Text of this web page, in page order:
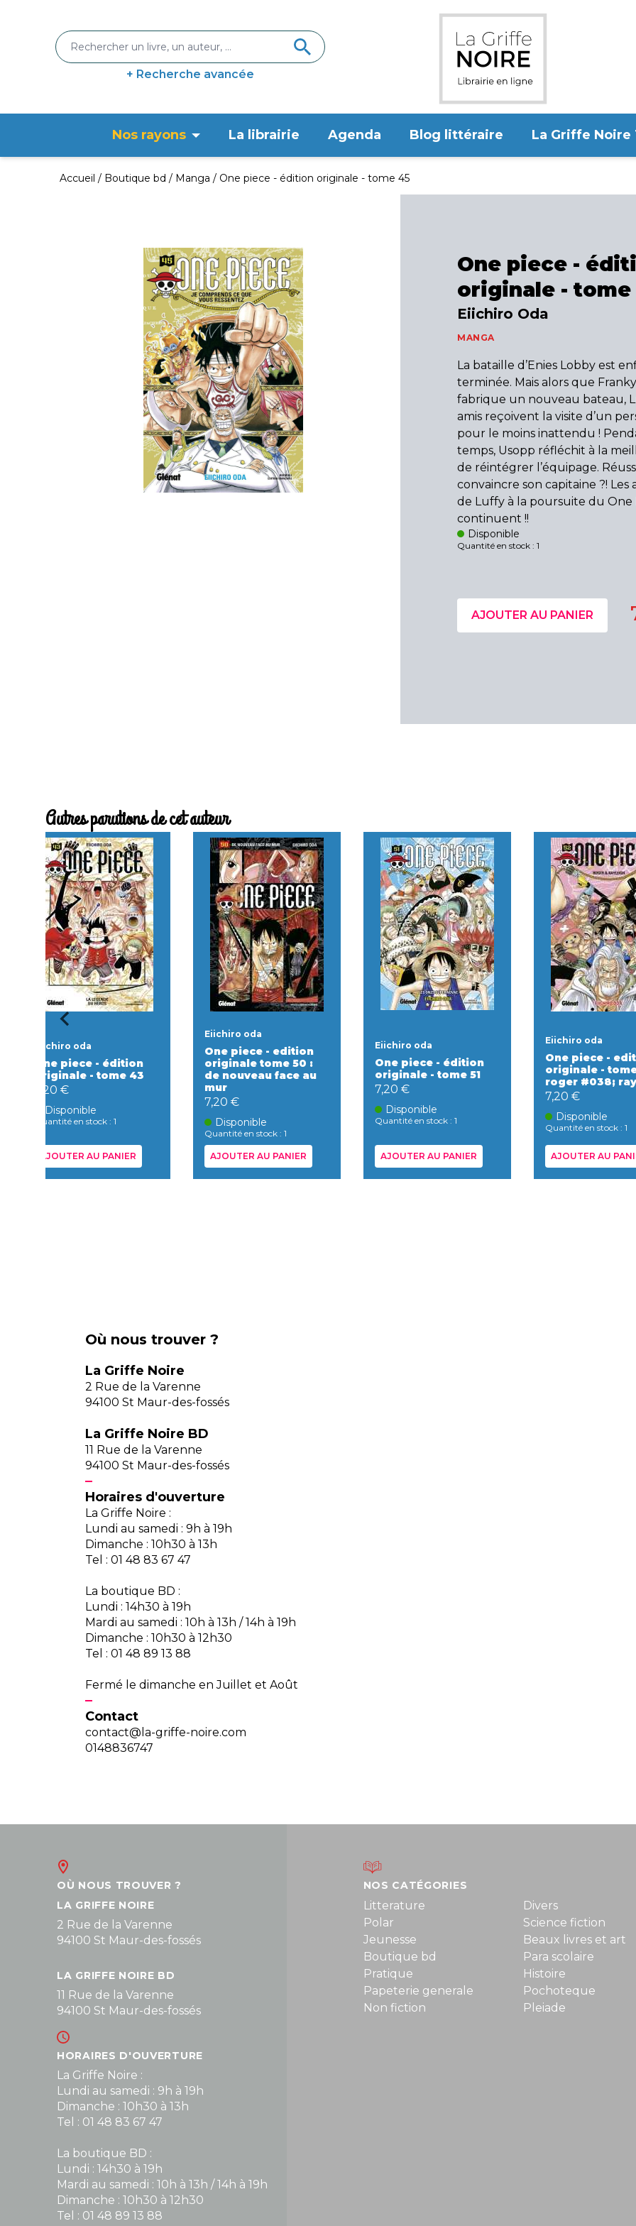
+ Recherche avancée
Nos rayons La librairie Agenda Blog littéraire La Griffe Noire
Accueil Boutique bd Manga One piece - édition originale - tome 45
One piece -
originale - tome
Eiichiro Oda
MANGA
La bataille d’Enies Lobby est
terminée. Mais alors que
fabrique un nouveau bateau,
amis reçoivent la visite d’un
pour le moins inattendu !
temps, Usopp réfléchit à la
de réintégrer l’équipage.
convaincre son capitaine ?! Les
de Luffy à la poursuite du One
continuent !!
Disponible
Quantité en stock : 1
AJOUTER AU PANIER
Autres parutions de cet auteur
Eiichiro oda
One piece - édition
originale - tome 43
7,20 €
Disponible
Quantité en stock : 1
AJOUTER AU PANIER
Eiichiro oda
One piece - edition
originale tome 50 :
de nouveau face au
mur
7,20 €
Disponible
Quantité en stock : 1
AJOUTER AU PANIER
Eiichiro oda
One piece - édition
originale - tome 51
7,20 €
Disponible
Quantité en stock : 1
AJOUTER AU PANIER
Eiichiro oda
One piece -
originale -
roger #038;
7,20 €
Disponible
Quantité en stock : 1
AJOUTER AU
Où nous trouver ?
La Griffe Noire
2 Rue de la Varenne
94100 St Maur-des-fossés
La Griffe Noire BD
11 Rue de la Varenne
94100 St Maur-des-fossés
Horaires d'ouverture
La Griffe Noire :
Lundi au samedi : 9h à 19h
Dimanche : 10h30 à 13h
Tel : 01 48 83 67 47
La boutique BD :
Lundi : 14h30 à 19h
Mardi au samedi : 10h à 13h / 14h à 19h
Dimanche : 10h30 à 12h30
Tel : 01 48 89 13 88
Fermé le dimanche en Juillet et Août
Contact
contact@la-griffe-noire.com
0148836747
OÙ NOUS TROUVER ?
LA GRIFFE NOIRE
2 Rue de la Varenne
94100 St Maur-des-fossés
LA GRIFFE NOIRE BD
11 Rue de la Varenne
94100 St Maur-des-fossés
HORAIRES D'OUVERTURE
La Griffe Noire :
Lundi au samedi : 9h à 19h
Dimanche : 10h30 à 13h
Tel : 01 48 83 67 47
La boutique BD :
Lundi : 14h30 à 19h
Mardi au samedi : 10h à 13h / 14h à 19h
Dimanche : 10h30 à 12h30
Tel : 01 48 89 13 88
NOS CATÉGORIES
Litterature
Polar
Jeunesse
Boutique bd
Pratique
Papeterie generale
Non fiction
Divers
Science fiction
Beaux livres et art
Para scolaire
Histoire
Pochoteque
Pleiade